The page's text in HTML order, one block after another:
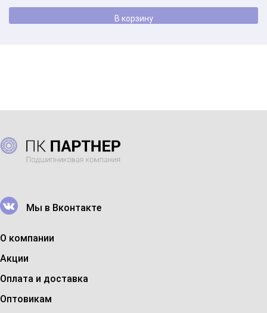
В корзину
Мы в Вконтакте
О компании
Акции
Оплата и доставка
Оптовикам